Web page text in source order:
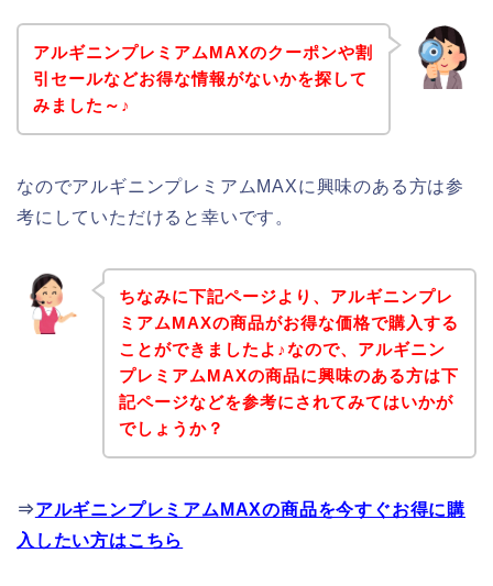
アルギニンプレミアムMAXのクーポンや割
引セールなどお得な情報がないかを探して
みました～♪
なのでアルギニンプレミアムMAXに興味のある方は参
考にしていただけると幸いです。
ちなみに下記ページより、アルギニンプレ
ミアムMAXの商品がお得な価格で購入する
ことができましたよ♪なので、アルギニン
プレミアムMAXの商品に興味のある方は下
記ページなどを参考にされてみてはいかが
でしょうか？
⇒アルギニンプレミアムMAXの商品を今すぐお得に購
入したい方はこちら